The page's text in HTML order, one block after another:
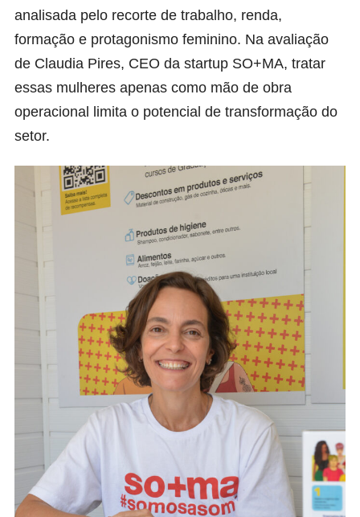
analisada pelo recorte de trabalho, renda,
formação e protagonismo feminino. Na avaliação
de Claudia Pires, CEO da startup SO+MA, tratar
essas mulheres apenas como mão de obra
operacional limita o potencial de transformação do
setor.